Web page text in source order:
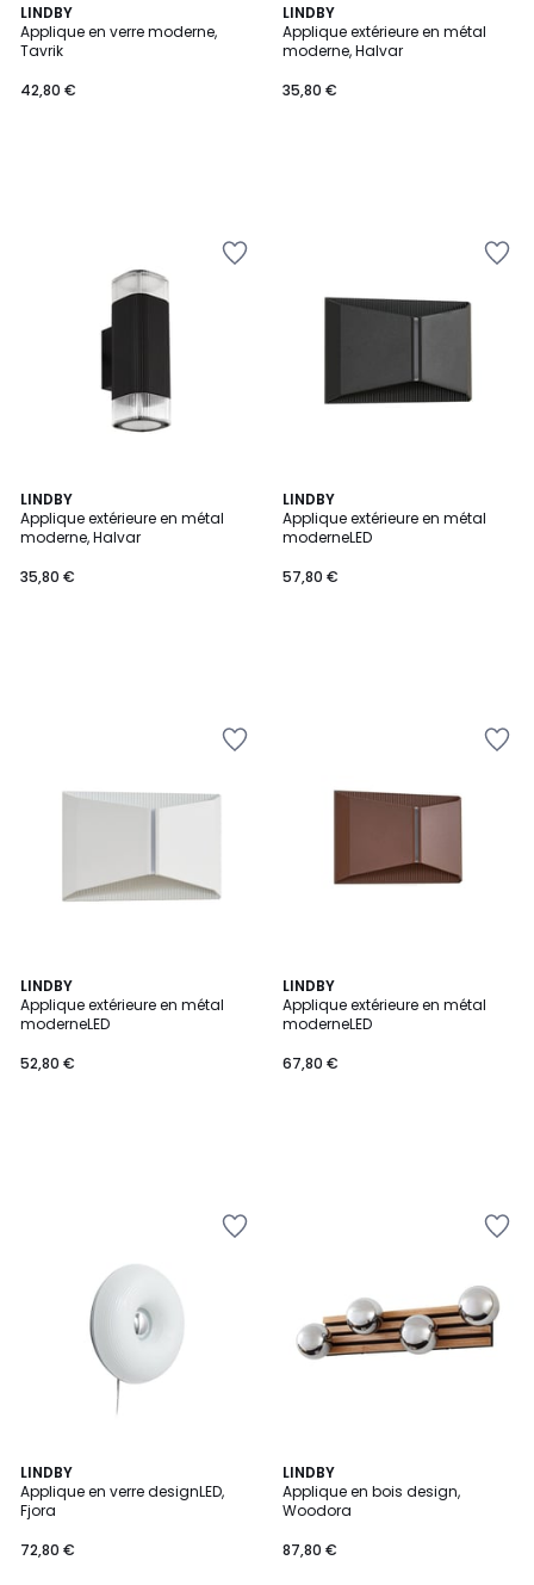
LINDBY
Applique en verre moderne,
Tavrik
42,80 €
LINDBY
Applique extérieure en métal
moderne, Halvar
35,80 €
LINDBY
Applique extérieure en métal
moderne, Halvar
35,80 €
LINDBY
Applique extérieure en métal
moderneLED
57,80 €
LINDBY
Applique extérieure en métal
moderneLED
52,80 €
LINDBY
Applique extérieure en métal
moderneLED
67,80 €
LINDBY
Applique en verre designLED,
Fjora
72,80 €
LINDBY
Applique en bois design,
Woodora
87,80 €